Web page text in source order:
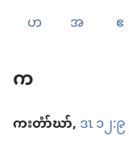
ဟ
အ ဧ
က
ကးတံာ်​ဃာ်,ဒၤ ၁၂:၉